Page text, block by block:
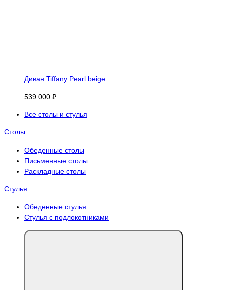
Диван Tiffany Pearl beige
539 000 ₽
Все столы и стулья
Столы
Обеденные столы
Письменные столы
Раскладные столы
Стулья
Обеденные стулья
Стулья с подлокотниками